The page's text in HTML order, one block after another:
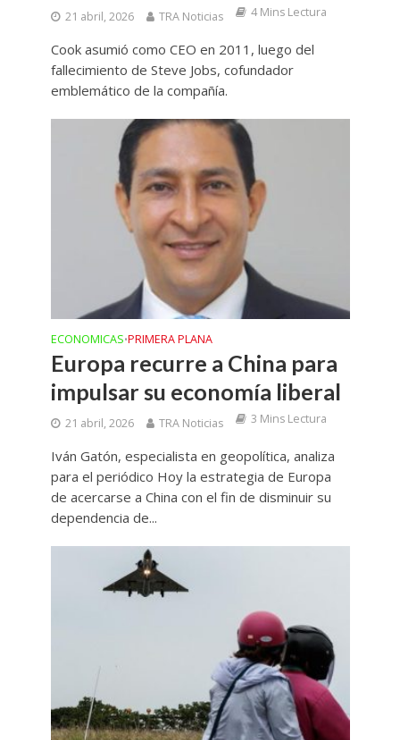
21 abril, 2026 TRA Noticias 4 Mins Lectura
Cook asumió como CEO en 2011, luego del
fallecimiento de Steve Jobs, cofundador
emblemático de la compañía.
ECONOMICAS•PRIMERA PLANA
Europa recurre a China para
impulsar su economía liberal
21 abril, 2026 TRA Noticias 3 Mins Lectura
Iván Gatón, especialista en geopolítica, analiza
para el periódico Hoy la estrategia de Europa
de acercarse a China con el fin de disminuir su
dependencia de...